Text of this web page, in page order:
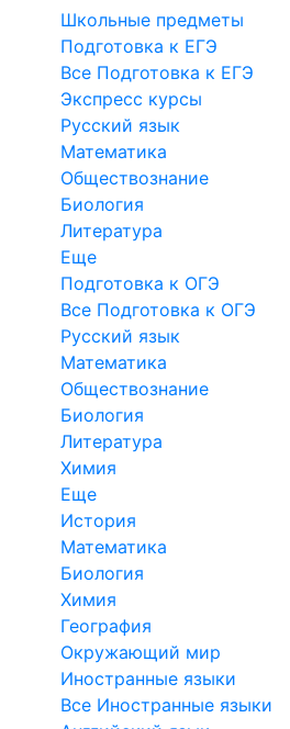
Школьные предметы
Подготовка к ЕГЭ
Все Подготовка к ЕГЭ
Экспресс курсы
Русский язык
Математика
Обществознание
Биология
Литература
Еще
Подготовка к ОГЭ
Все Подготовка к ОГЭ
Русский язык
Математика
Обществознание
Биология
Литература
Химия
Еще
История
Математика
Биология
Химия
География
Окружающий мир
Иностранные языки
Все Иностранные языки